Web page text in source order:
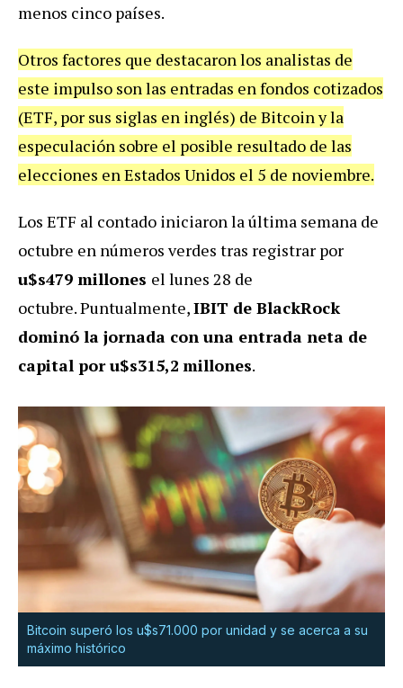
menos cinco países.
Otros factores que destacaron los analistas de
este impulso son las entradas en fondos cotizados
(ETF, por sus siglas en inglés) de Bitcoin y la
especulación sobre el posible resultado de las
elecciones en Estados Unidos el 5 de noviembre.
Los ETF al contado iniciaron la última semana de
octubre en números verdes tras registrar por
u$s479 millones el lunes 28 de
octubre.Puntualmente,IBIT de BlackRock
dominó la jornada con una entrada neta de
capital por u$s315,2 millones.
Bitcoin superó los u$s71.000 por unidad y se acerca a su
máximo histórico